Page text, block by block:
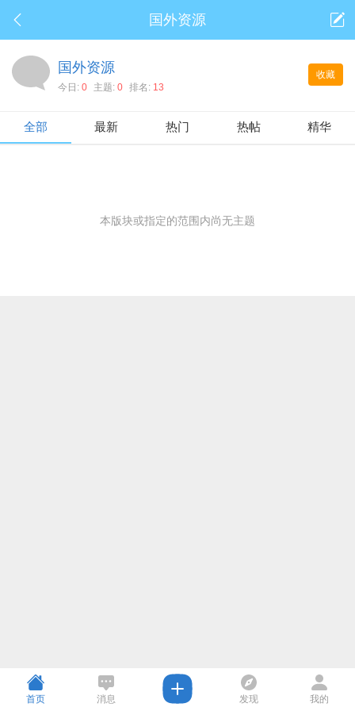
国外资源
收藏
国外资源
今日: 0 主题: 0 排名: 13
全部 最新 热门 热帖 精华
本版块或指定的范围内尚无主题
首页 消息 发现 我的